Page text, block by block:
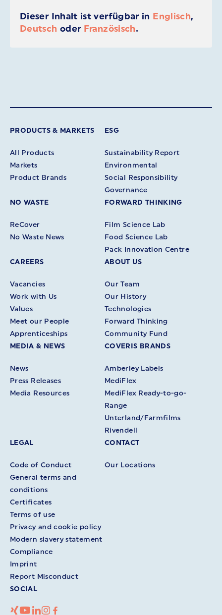
Dieser Inhalt ist verfügbar in Englisch,
Deutsch oder Französisch.
PRODUCTS & MARKETS
All Products
Markets
Product Brands
ESG
Sustainability Report
Environmental
Social Responsibility
Governance
NO WASTE
ReCover
No Waste News
FORWARD THINKING
Film Science Lab
Food Science Lab
Pack Innovation Centre
CAREERS
Vacancies
Work with Us
Values
Meet our People
Apprenticeships
ABOUT US
Our Team
Our History
Technologies
Forward Thinking
Community Fund
MEDIA & NEWS
News
Press Releases
Media Resources
COVERIS BRANDS
Amberley Labels
MediFlex
MediFlex Ready-to-go-
Range
Unterland/Farmfilms
Rivendell
LEGAL
Code of Conduct
General terms and
conditions
Certificates
Terms of use
Privacy and cookie policy
Modern slavery statement
Compliance
Imprint
Report Misconduct
CONTACT
Our Locations
SOCIAL